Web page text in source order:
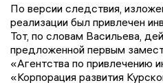
По версии следствия,
реализации был привлечен
Тот, по словам Васильева,
предложенной первым
«Агентства по привлечению
«Корпорация развития